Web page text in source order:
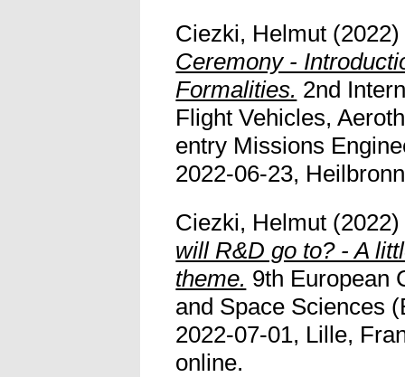
Ciezki, Helmut
Ceremony -
Formalities. 2nd
Flight Vehicles,
entry Missions
2022-06-23,
Ciezki, Helmut
will R&D go to? - A
theme. 9th European
and Space Sciences
2022-07-01, Lille,
online.